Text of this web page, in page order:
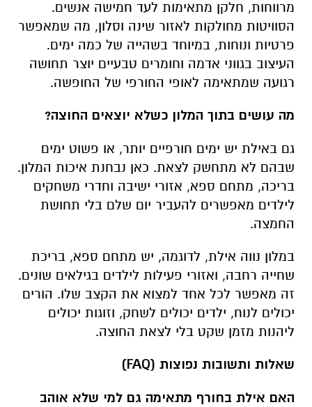
מרווחות, חלקן מתאימות לעד חמישה אנשים.
הסוויטות מחולקות לאזור שינה וסלון, מה שמאפשר
פרטיות ונוחות, במיוחד בשהייה של כמה ימים.
העיצוב בגווני אדמה וחומרים טבעיים יוצר תחושה
רגועה שמתאימה לאופי החורפי של החופשה.
מה עושים בתוך המלון כשלא יוצאים החוצה?
גם באילת יש ימים חורפיים יותר, או פשוט ימים
שבהם לא מתחשק לצאת. כאן נבחנת איכות המלון.
בריכה, מתחם ספא, אזורי ישיבה וחדרי משחקים
לילדים מאפשרים להעביר יום שלם בלי תחושת
החמצה.
במלון נווה אילת, לדוגמה, יש מתחם ספא, בריכת
שחייה רחבה, ואזורי פעילות לילדים בגילאים שונים.
זה מאפשר לכל אחד למצוא את הקצב שלו. הורים
יכולים לנוח, ילדים יכולים לשחק, וזוגות יכולים
ליהנות מזמן שקט בלי לצאת החוצה.
שאלות ותשובות נפוצות (FAQ
)
האם אילת בחורף מתאימה גם למי שלא אוהב